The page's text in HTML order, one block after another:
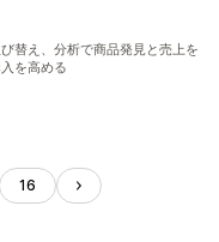
替え、分析で商品発見と売上を
を高める
16